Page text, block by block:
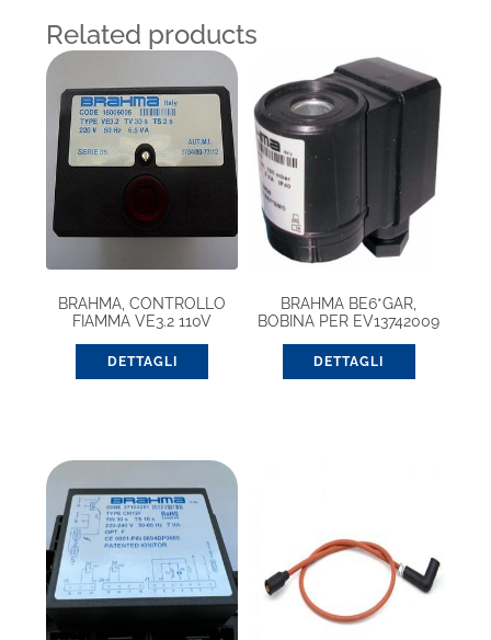
Related products
BRAHMA, CONTROLLO
FIAMMA VE3.2 110V
DETTAGLI
BRAHMA BE6*GAR,
BOBINA PER EV13742009
DETTAGLI